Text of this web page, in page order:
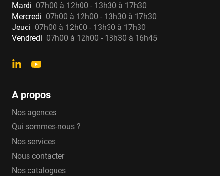
Mardi 07h00 à 12h00 - 13h30 à 17h30
Mercredi 07h00 à 12h00 - 13h30 à 17h30
Jeudi 07h00 à 12h00 - 13h30 à 17h30
Vendredi 07h00 à 12h00 - 13h30 à 16h45
A propos
Nos agences
Qui sommes-nous ?
Nos services
Nous contacter
Nos catalogues